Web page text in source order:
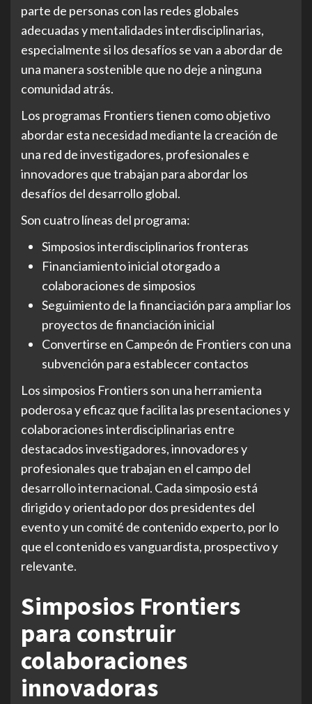
parte de personas con las redes globales
adecuadas y mentalidades interdisciplinarias,
especialmente si los desafíos se van a abordar de
una manera sostenible que no deje a ninguna
comunidad atrás.
Los programas Frontiers tienen como objetivo
abordar esta necesidad mediante la creación de
una red de investigadores, profesionales e
innovadores que trabajan para abordar los
desafíos del desarrollo global.
Son cuatro líneas del programa:
Simposios interdisciplinarios fronteras
Financiamiento inicial otorgado a
colaboraciones de simposios
Seguimiento de la financiación para ampliar los
proyectos de financiación inicial
Convertirse en Campeón de Frontiers con una
subvención para establecer contactos
Los simposios Frontiers son una herramienta
poderosa y eficaz que facilita las presentaciones y
colaboraciones interdisciplinarias entre
destacados investigadores, innovadores y
profesionales que trabajan en el campo del
desarrollo internacional. Cada simposio está
dirigido y orientado por dos presidentes del
evento y un comité de contenido experto, por lo
que el contenido es vanguardista, prospectivo y
relevante.
Simposios Frontiers
para construir
colaboraciones
innovadoras